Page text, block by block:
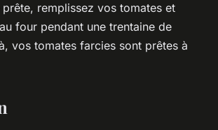
remplissez vos tomates et
four pendant une trentaine de
vos tomates farcies sont prêtes à